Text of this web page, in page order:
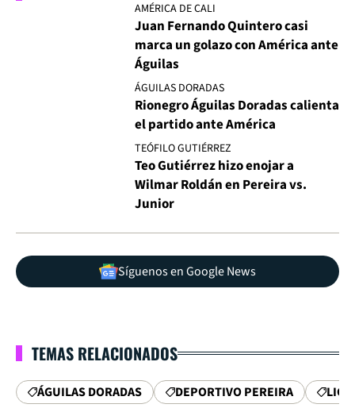
AMÉRICA DE CALI
Juan Fernando Quintero casi
marca un golazo con América ante
Águilas
ÁGUILAS DORADAS
Rionegro Águilas Doradas calienta
el partido ante América
TEÓFILO GUTIÉRREZ
Teo Gutiérrez hizo enojar a
Wilmar Roldán en Pereira vs.
Junior
Síguenos en Google News
TEMAS RELACIONADOS
ÁGUILAS DORADAS DEPORTIVO PEREIRA